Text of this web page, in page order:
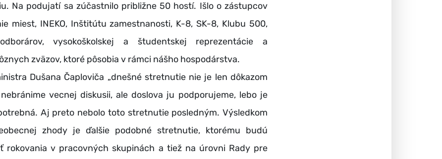
Na podujatí sa zúčastnilo približne 50 hostí. Išlo o zástupcov
miest, INEKO, Inštitútu zamestnanosti, K-8, SK-8, Klubu 500,
vysokoškolskej a študentskej reprezentácie a
zväzov, ktoré pôsobia v rámci nášho hospodárstva.
Dušana Čaploviča „dnešné stretnutie nie je len dôkazom
vecnej diskusii, ale doslova ju podporujeme, lebo je
Aj preto nebolo toto stretnutie posledným. Výsledkom
zhody je ďalšie podobné stretnutie, ktorému budú
rokovania v pracovných skupinách a tiež na úrovni Rady pre